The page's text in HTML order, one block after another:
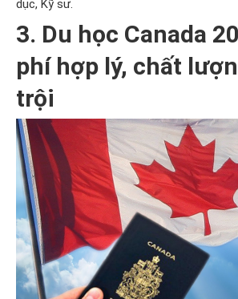
dục, Kỹ sư.
3. Du học Canada
phí hợp lý, chất
trội